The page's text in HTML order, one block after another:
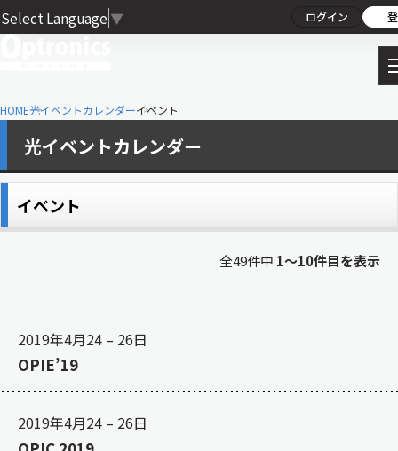
Select Language ▼ ログイン
HOME光イベントカレンダーイベント
光イベントカレンダー
イベント
全49件中 1〜10件目を表示
2019年4月24 – 26日
OPIE’19
2019年4月24 – 26日